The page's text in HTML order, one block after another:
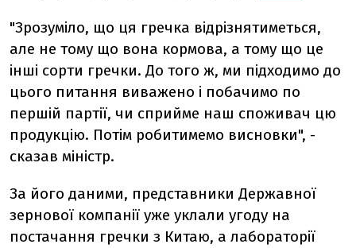
"Зрозуміло, що ця гречка відрізнятиметься,
але не тому що вона кормова, а тому що це
інші сорти гречки. До того ж, ми підходимо до
цього питання виважено і побачимо по
першій партії, чи сприйме наш споживач цю
продукцію. Потім робитимемо висновки", -
сказав міністр.
За його даними, представники Державної
зернової компанії уже уклали угоду на
постачання гречки з Китаю, а лабораторії